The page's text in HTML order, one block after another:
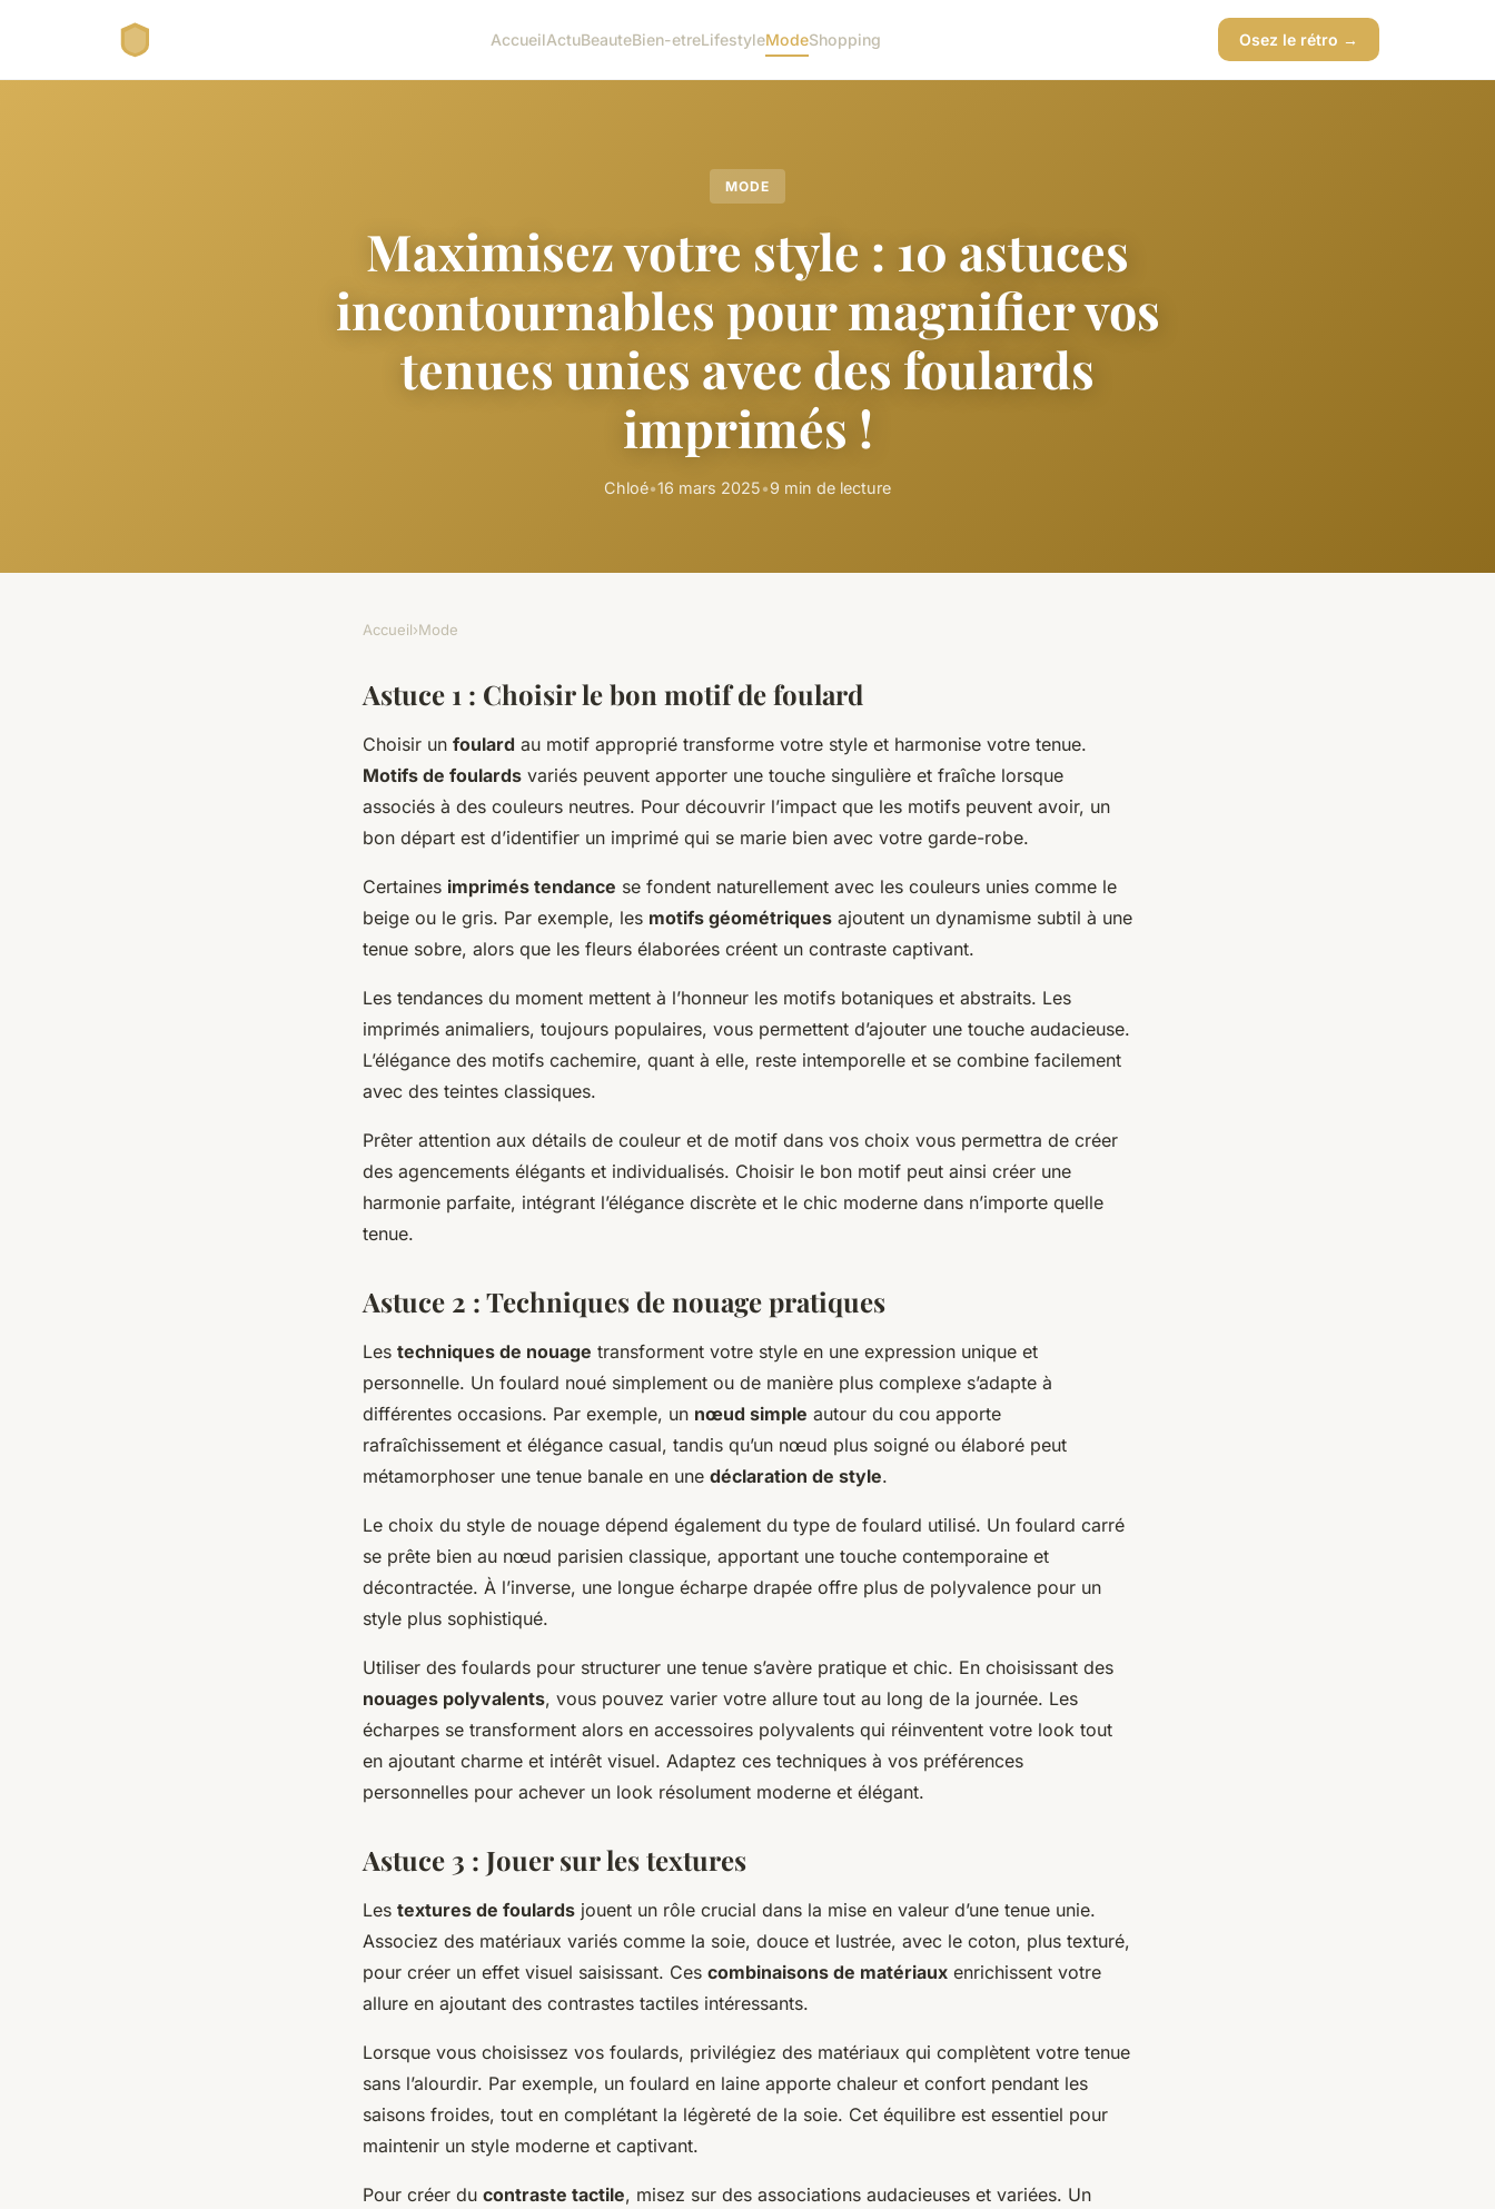
AccueilActuBeauteBien-etreLifestyleModeShopping Osez le rétro →
MODE
Maximisez votre style : 10 astuces
incontournables pour magnifier vos
tenues unies avec des foulards
imprimés !
Chloé•16 mars 2025•9 min de lecture
Accueil›Mode
Astuce 1 : Choisir le bon motif de foulard
Choisir un foulard au motif approprié transforme votre style et harmonise votre tenue.
Motifs de foulards variés peuvent apporter une touche singulière et fraîche lorsque
associés à des couleurs neutres. Pour découvrir l’impact que les motifs peuvent avoir, un
bon départ est d’identifier un imprimé qui se marie bien avec votre garde-robe.
Certaines imprimés tendance se fondent naturellement avec les couleurs unies comme le
beige ou le gris. Par exemple, les motifs géométriques ajoutent un dynamisme subtil à une
tenue sobre, alors que les fleurs élaborées créent un contraste captivant.
Les tendances du moment mettent à l’honneur les motifs botaniques et abstraits. Les
imprimés animaliers, toujours populaires, vous permettent d’ajouter une touche audacieuse.
L’élégance des motifs cachemire, quant à elle, reste intemporelle et se combine facilement
avec des teintes classiques.
Prêter attention aux détails de couleur et de motif dans vos choix vous permettra de créer
des agencements élégants et individualisés. Choisir le bon motif peut ainsi créer une
harmonie parfaite, intégrant l’élégance discrète et le chic moderne dans n’importe quelle
tenue.
Astuce 2 : Techniques de nouage pratiques
Les techniques de nouage transforment votre style en une expression unique et
personnelle. Un foulard noué simplement ou de manière plus complexe s’adapte à
différentes occasions. Par exemple, un nœud simple autour du cou apporte
rafraîchissement et élégance casual, tandis qu’un nœud plus soigné ou élaboré peut
métamorphoser une tenue banale en une déclaration de style.
Le choix du style de nouage dépend également du type de foulard utilisé. Un foulard carré
se prête bien au nœud parisien classique, apportant une touche contemporaine et
décontractée. À l’inverse, une longue écharpe drapée offre plus de polyvalence pour un
style plus sophistiqué.
Utiliser des foulards pour structurer une tenue s’avère pratique et chic. En choisissant des
nouages polyvalents, vous pouvez varier votre allure tout au long de la journée. Les
écharpes se transforment alors en accessoires polyvalents qui réinventent votre look tout
en ajoutant charme et intérêt visuel. Adaptez ces techniques à vos préférences
personnelles pour achever un look résolument moderne et élégant.
Astuce 3 : Jouer sur les textures
Les textures de foulards jouent un rôle crucial dans la mise en valeur d’une tenue unie.
Associez des matériaux variés comme la soie, douce et lustrée, avec le coton, plus texturé,
pour créer un effet visuel saisissant. Ces combinaisons de matériaux enrichissent votre
allure en ajoutant des contrastes tactiles intéressants.
Lorsque vous choisissez vos foulards, privilégiez des matériaux qui complètent votre tenue
sans l’alourdir. Par exemple, un foulard en laine apporte chaleur et confort pendant les
saisons froides, tout en complétant la légèreté de la soie. Cet équilibre est essentiel pour
maintenir un style moderne et captivant.
Pour créer du contraste tactile, misez sur des associations audacieuses et variées. Un